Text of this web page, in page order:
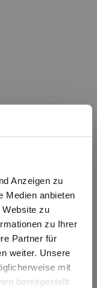
Anzeigen zu
Medien anbieten
Website zu
zu Ihrer
Partner für
weiter. Unsere
mit
bereitgestellt
the